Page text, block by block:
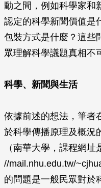
動之間，例如科學家和
認定的科學新聞價值是
包裝方式是什麼？這些
眾理解科學議題真相不
科學、新聞與生活
依據前述的想法，筆者
於科學傳播原理及概況
（南華大學，課程網址
//mail.nhu.edu.tw/
的問題是一般民眾對於